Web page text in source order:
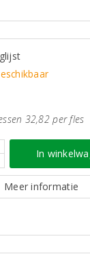
32,82 per fles
In
Meer informatie